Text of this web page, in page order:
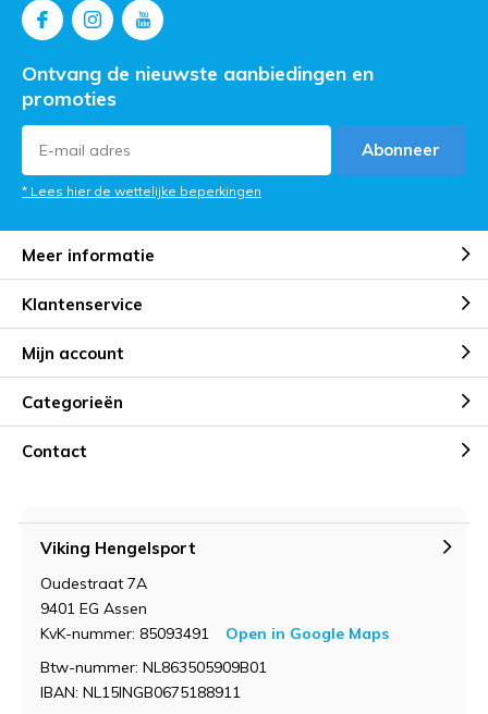
Ontvang de nieuwste aanbiedingen en
promoties
Abonneer
* Lees hier de wettelijke beperkingen
Meer informatie
Klantenservice
Mijn account
Categorieën
Contact
Viking Hengelsport
Oudestraat 7A
9401 EG Assen
KvK-nummer: 85093491
Open in Google Maps
Btw-nummer: NL863505909B01
IBAN: NL15INGB0675188911